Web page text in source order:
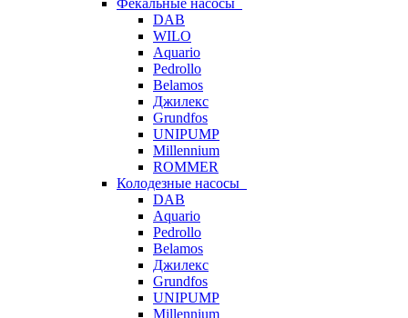
Фекальные насосы
DAB
WILO
Aquario
Pedrollo
Belamos
Джилекс
Grundfos
UNIPUMP
Millennium
ROMMER
Колодезные насосы
DAB
Aquario
Pedrollo
Belamos
Джилекс
Grundfos
UNIPUMP
Millennium